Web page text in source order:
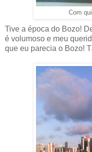
Com
Tive a época do Bozo!
é volumoso e meu
que eu parecia o Bozo!